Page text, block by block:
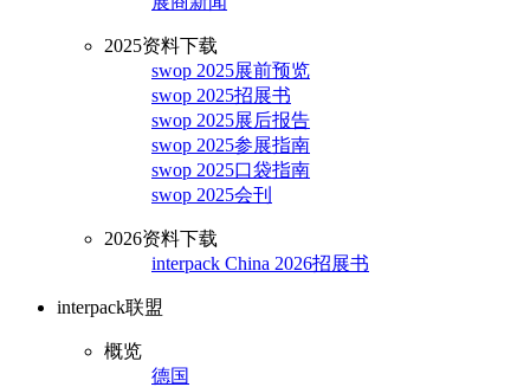
2025资料下载
swop 2025展前预览
swop 2025招展书
swop 2025展后报告
swop 2025参展指南
swop 2025口袋指南
swop 2025会刊
2026资料下载
interpack China 2026招展书
interpack联盟
概览
德国